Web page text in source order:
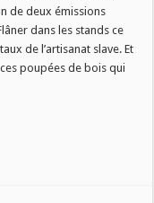
de deux émissions
dans les stands ce
de l’artisanat slave. Et
poupées de bois qui